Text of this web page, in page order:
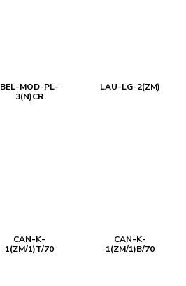
BEL-MOD-PL-
3(N)CR
LAU-LG-2(ZM)
CAN-K-
1(ZM/1)T/70
CAN-K-
1(ZM/1)B/70